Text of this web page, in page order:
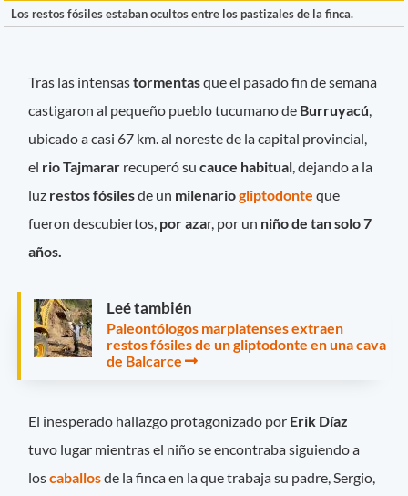
Los restos fósiles estaban ocultos entre los pastizales de la finca.
Tras las intensastormentasque el pasado fin de semana
castigaron al pequeño pueblo tucumano de Burruyacú
ubicado a casi 67 km. al noreste de la capital provincial,
el rio Tajmarar recuperó sucauce habitual , dejando a la
luz restos fósilesde un milenariogliptodonte que
fueron descubiertos, por azar, por un niño de tan solo 7
años.
Leé también
Paleontólogos marplatenses extraen
restos fósiles de un gliptodonte en una cava
de Balcarce
El inesperado hallazgo protagonizado por Erik Díaz
tuvo lugar mientras el niño se encontraba siguiendo a
loscaballosde la finca en la que trabaja su padre, Sergio,